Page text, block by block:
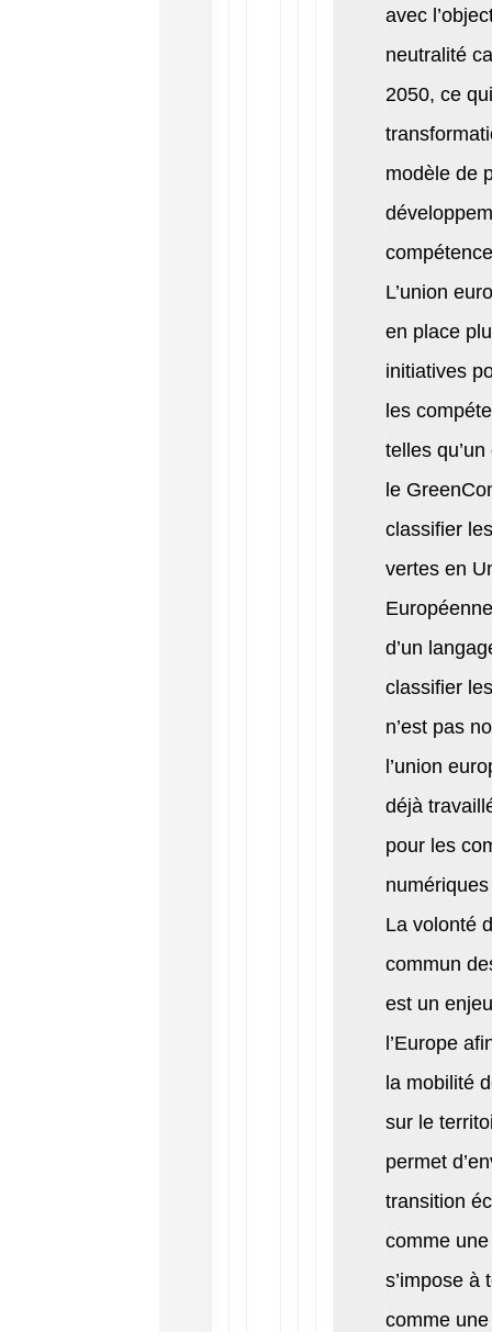
avec
neutralité
2050, ce
modèle de
L’union
en place
initiatives
les
telles
le
classifier
vertes en
d’un
classifier
n’est pas
l’union
déjà
pour les
La volonté
commun
est un
l’Europe
la mobilité
sur le
permet
transition
comme
s’impose à
comme